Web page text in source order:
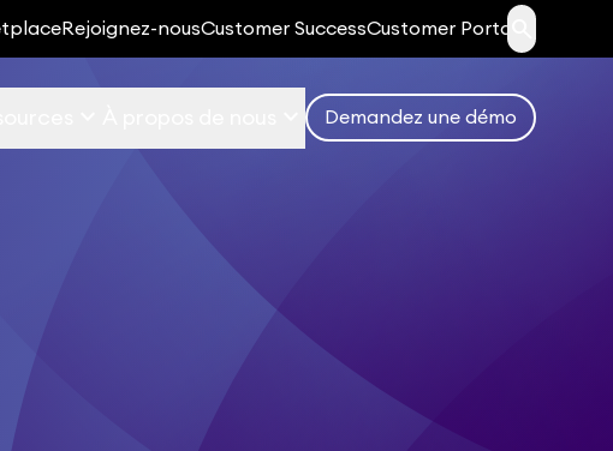
Rejoignez-nousCustomer SuccessCustomer Portal
Demandez une démo